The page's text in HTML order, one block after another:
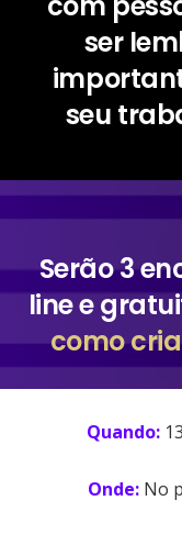
ser
seu
Serão 3
line e
como
Quando:
Onde:No